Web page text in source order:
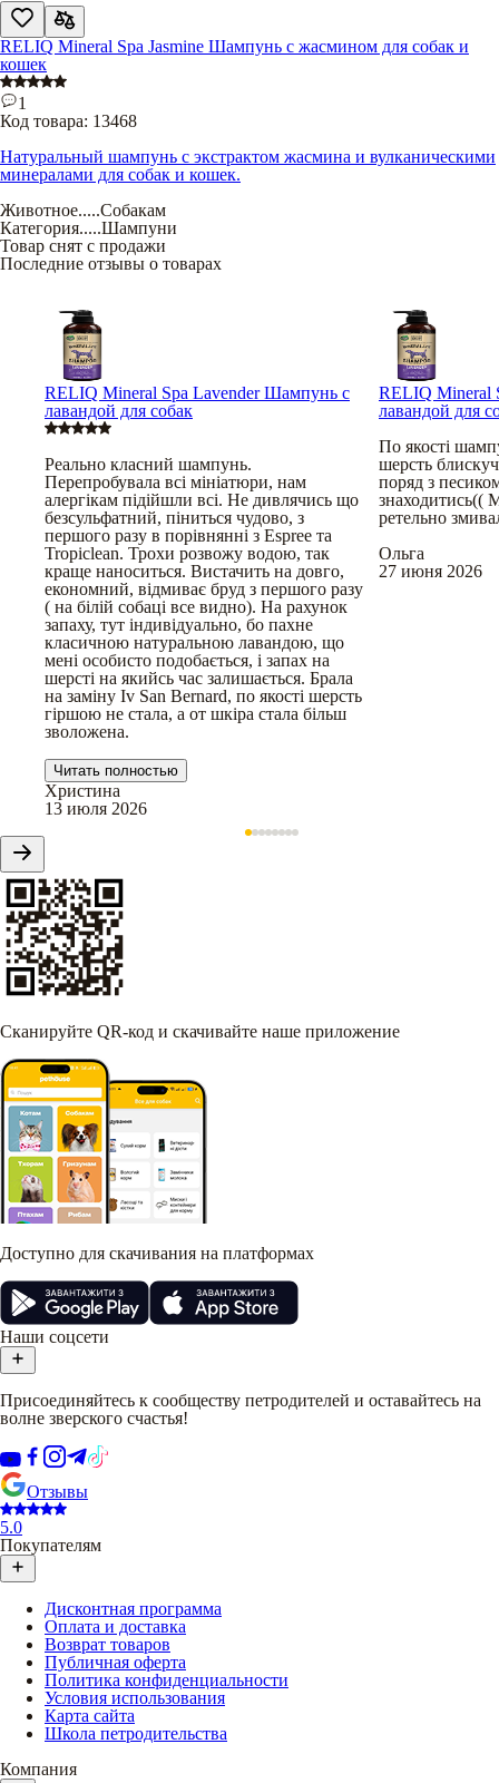
RELIQ Mineral Spa Jasmine Шампунь с жасмином для собак и
кошек
1
Код товара: 13468
Натуральный шампунь с экстрактом жасмина и вулканическими
минералами для собак и кошек.
Животное.....Собакам
Категория.....Шампуни
Товар снят с продажи
Последние отзывы о товарах
RELIQ Mineral Spa Lavender Шампунь с
лавандой для собак
Реально класний шампунь.
Перепробувала всі мініатюри, нам
алергікам підійшли всі. Не дивлячись що
безсульфатний, піниться чудово, з
першого разу в порівнянні з Espree та
Tropiclean. Трохи розвожу водою, так
краще наноситься. Вистачить на довго,
економний, відмиває бруд з першого разу
( на білій собаці все видно). На рахунок
запаху, тут індивідуально, бо пахне
класичною натуральною лавандою, що
мені особисто подобається, і запах на
шерсті на якийсь час залишається. Брала
на заміну Iv San Bernard, по якості шерсть
гіршою не стала, а от шкіра стала більш
зволожена.
Читать полностью
Христина
13 июля 2026
RELIQ Mineral
лавандой для
По якості
шерсть
поряд з
знаходитись((
ретельно
Ольга
27 июня 2026
Сканируйте QR-код и скачивайте наше приложение
Доступно для скачивания на платформах
Наши соцсети
Присоединяйтесь к сообществу петродителей и оставайтесь на
волне зверского счастья!
Отзывы
5.0
Покупателям
Дисконтная программа
Оплата и доставка
Возврат товаров
Публичная оферта
Политика конфиденциальности
Условия использования
Карта сайта
Школа петродительства
Компания